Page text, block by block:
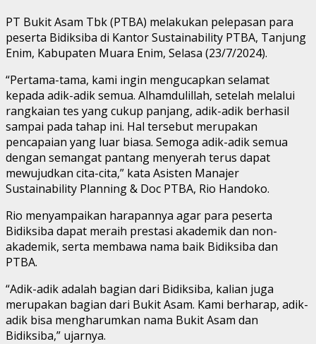
PT Bukit Asam Tbk (PTBA) melakukan pelepasan para
peserta Bidiksiba di Kantor Sustainability PTBA, Tanjung
Enim, Kabupaten Muara Enim, Selasa (23/7/2024).
“Pertama-tama, kami ingin mengucapkan selamat
kepada adik-adik semua. Alhamdulillah, setelah melalui
rangkaian tes yang cukup panjang, adik-adik berhasil
sampai pada tahap ini. Hal tersebut merupakan
pencapaian yang luar biasa. Semoga adik-adik semua
dengan semangat pantang menyerah terus dapat
mewujudkan cita-cita,” kata Asisten Manajer
Sustainability Planning & Doc PTBA, Rio Handoko.
Rio menyampaikan harapannya agar para peserta
Bidiksiba dapat meraih prestasi akademik dan non-
akademik, serta membawa nama baik Bidiksiba dan
PTBA.
“Adik-adik adalah bagian dari Bidiksiba, kalian juga
merupakan bagian dari Bukit Asam. Kami berharap, adik-
adik bisa mengharumkan nama Bukit Asam dan
Bidiksiba,” ujarnya.